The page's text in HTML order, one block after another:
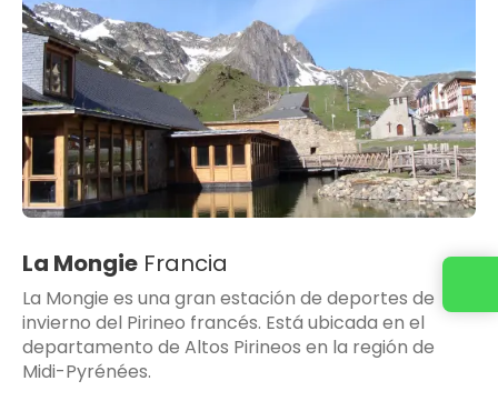
La Mongie Francia
La Mongie es una gran estación de deportes de
invierno del Pirineo francés. Está ubicada en el
departamento de Altos Pirineos en la región de
Midi-Pyrénées.